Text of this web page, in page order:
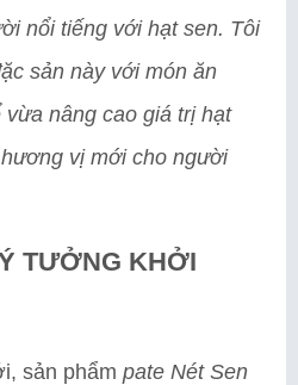
nổi tiếng với hạt sen. Tôi
sản này với món ăn
vừa nâng cao giá trị hạt
vị mới cho người
TƯỞNG KHỞI
sản phẩm pate Nét Sen